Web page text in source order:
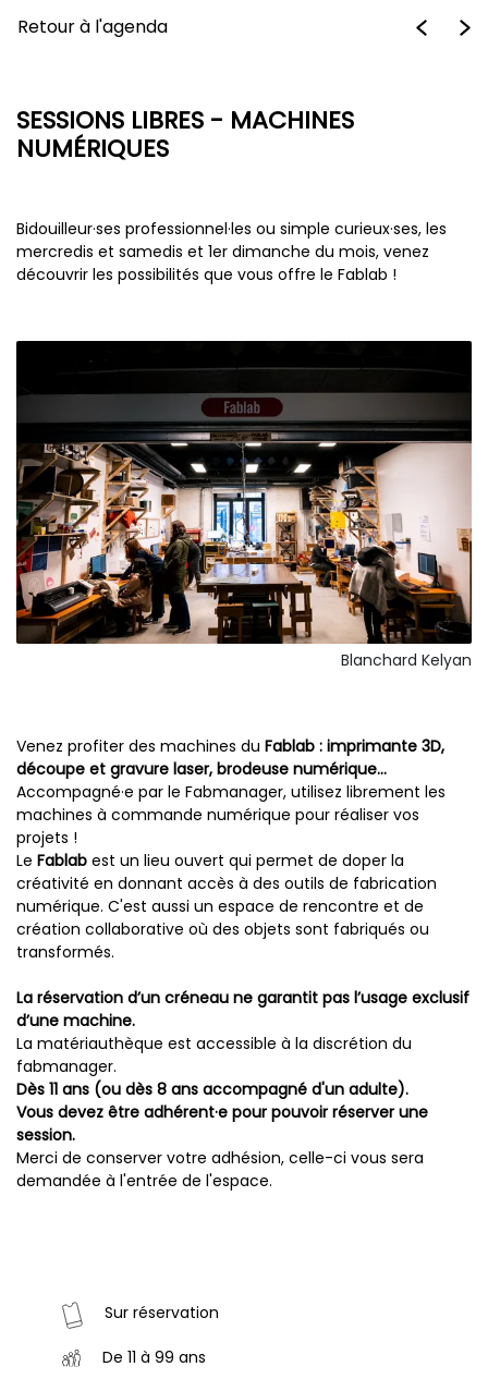
Retour à l'agenda
SESSIONS LIBRES - MACHINES
NUMÉRIQUES
Bidouilleur·ses professionnel·les ou simple curieux·ses, les
mercredis et samedis et 1er dimanche du mois, venez
découvrir les possibilités que vous offre le Fablab !
Blanchard Kelyan
Venez profiter des machines du Fablab : imprimante 3D,
découpe et gravure laser, brodeuse numérique...
Accompagné·e par le Fabmanager, utilisez librement les
machines à commande numérique pour réaliser vos
projets !
Le Fablab est un lieu ouvert qui permet de doper la
créativité en donnant accès à des outils de fabrication
numérique. C'est aussi un espace de rencontre et de
création collaborative où des objets sont fabriqués ou
transformés.
La réservation d’un créneau ne garantit pas l’usage exclusif
d’une machine.
La matériauthèque est accessible à la discrétion du
fabmanager.
Dès 11 ans (ou dès 8 ans accompagné d'un adulte).
Vous devez être adhérent·e pour pouvoir réserver une
session.
Merci de conserver votre adhésion, celle-ci vous sera
demandée à l'entrée de l'espace.
Sur réservation
De 11 à 99 ans